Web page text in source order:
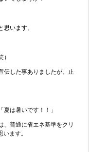
います。
伝した事ありましたが、止
は暑いです！！」
、普通に省エネ基準をクリ
ます。